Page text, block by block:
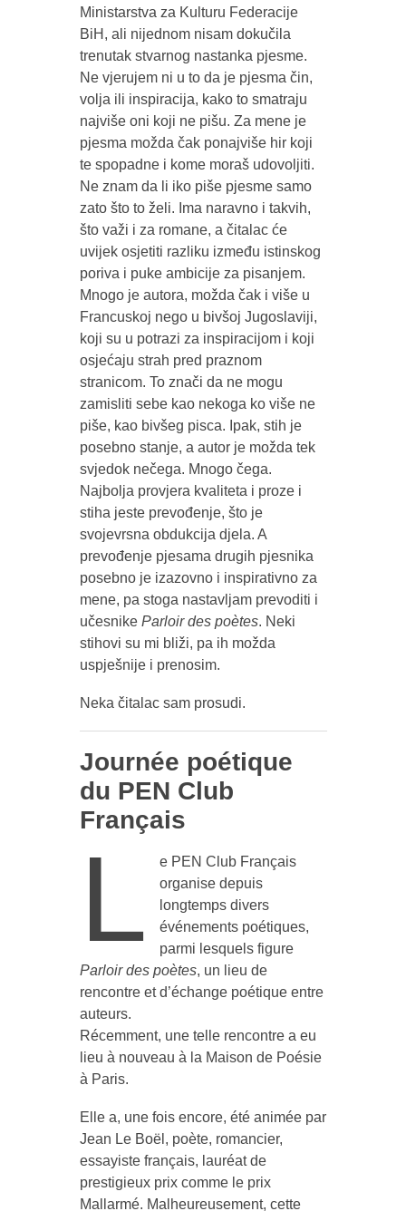
Ministarstva za Kulturu Federacije
BiH, ali nijednom nisam dokučila
trenutak stvarnog nastanka pjesme.
Ne vjerujem ni u to da je pjesma čin,
volja ili inspiracija, kako to smatraju
najviše oni koji ne pišu. Za mene je
pjesma možda čak ponajviše hir koji
te spopadne i kome moraš udovoljiti.
Ne znam da li iko piše pjesme samo
zato što to želi. Ima naravno i takvih,
što važi i za romane, a čitalac će
uvijek osjetiti razliku između istinskog
poriva i puke ambicije za pisanjem.
Mnogo je autora, možda čak i više u
Francuskoj nego u bivšoj Jugoslaviji,
koji su u potrazi za inspiracijom i koji
osjećaju strah pred praznom
stranicom. To znači da ne mogu
zamisliti sebe kao nekoga ko više ne
piše, kao bivšeg pisca. Ipak, stih je
posebno stanje, a autor je možda tek
svjedok nečega. Mnogo čega.
Najbolja provjera kvaliteta i proze i
stiha jeste prevođenje, što je
svojevrsna obdukcija djela. A
prevođenje pjesama drugih pjesnika
posebno je izazovno i inspirativno za
mene, pa stoga nastavljam prevoditi i
učesnike Parloir des poètes. Neki
stihovi su mi bliži, pa ih možda
uspješnije i prenosim.
Neka čitalac sam prosudi.
Journée poétique
du PEN Club
Français
L
e PEN Club Français
organise depuis
longtemps divers
événements poétiques,
parmi lesquels figure
Parloir des poètes, un lieu de
rencontre et d’échange poétique entre
auteurs.
Récemment, une telle rencontre a eu
lieu à nouveau à la Maison de Poésie
à Paris.
Elle a, une fois encore, été animée par
Jean Le Boël, poète, romancier,
essayiste français, lauréat de
prestigieux prix comme le prix
Mallarmé. Malheureusement, cette